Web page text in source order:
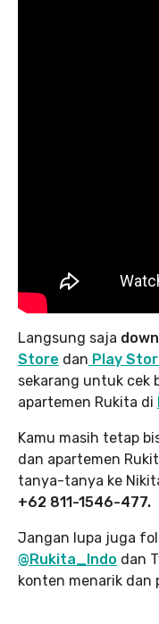
Langsung saja
Store dan Play
sekarang untuk cek
apartemen Rukita di
Kamu masih tetap
dan apartemen
tanya-tanya ke
+62 811-1546-477.
Jangan lupa juga
@Rukita_Indo dan
konten menarik dan